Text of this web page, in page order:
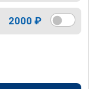
2000 ₽